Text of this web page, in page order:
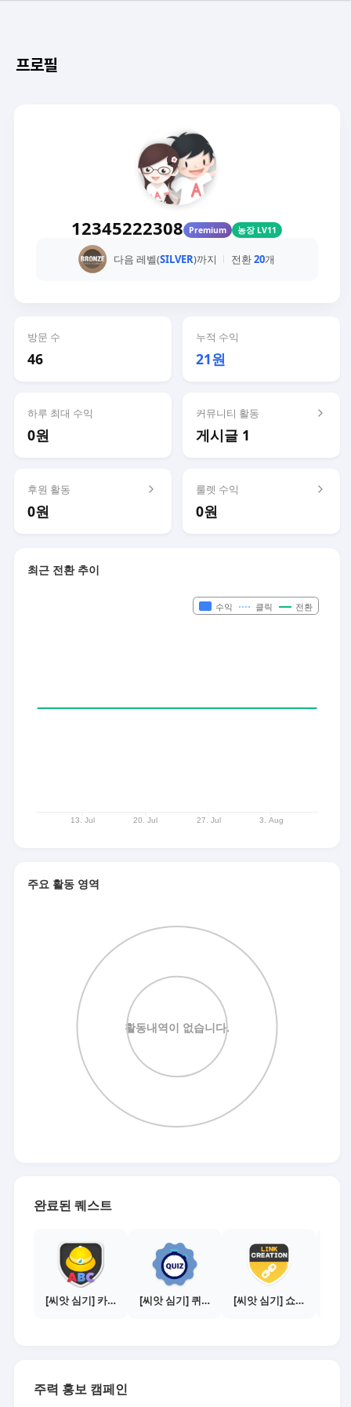
프로필
12345222308 Premium 농장 LV11
다음 레벨(SILVER)까지 전환20개
방문 수
46
누적 수익
21원
하루 최대 수익
0원
커뮤니티 활동
게시글 1
후원 활동
0원
룰렛 수익
0원
최근 전환 추이
주요 활동 영역
완료된 퀘스트
[씨앗 심기] 카드뉴스 보기 - 3. 출처등록 [씨앗 심기] 퀴즈 참여하기 [씨앗 심기] 쇼핑몰 링크 발급하기 - 제휴몰 10곳
주력 홍보 캠페인